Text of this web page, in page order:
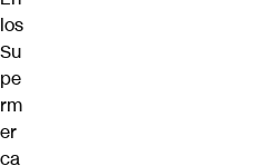
los
Su
pe
rm
er
ca